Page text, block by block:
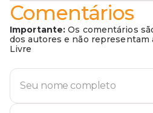
Comentários
Importante: Os comentários
dos autores e não representam
Livre